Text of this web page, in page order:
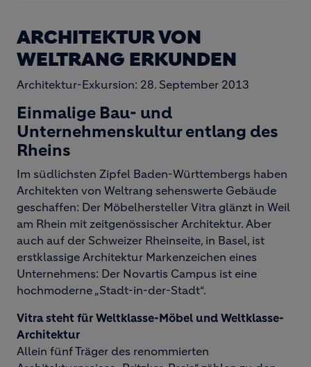
ARCHITEKTUR VON
WELTRANG ERKUNDEN
Architektur-Exkursion: 28. September 2013
Einmalige Bau- und
Unternehmenskultur entlang des
Rheins
Im südlichsten Zipfel Baden-Württembergs haben
Architekten von Weltrang sehenswerte Gebäude
geschaffen: Der Möbelhersteller Vitra glänzt in Weil
am Rhein mit zeitgenössischer Architektur. Aber
auch auf der Schweizer Rheinseite, in Basel, ist
erstklassige Architektur Markenzeichen eines
Unternehmens: Der Novartis Campus ist eine
hochmoderne „Stadt-in-der-Stadt“.
Vitra steht für Weltklasse-Möbel und Weltklasse-
Architektur
Allein fünf Träger des renommierten